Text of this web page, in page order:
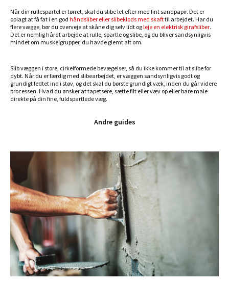
Når din rullespartel er tørret, skal du slibe let efter med fint sandpapir. Det er
oplagt at få fat i en god håndsliber eller slibeklods med skafttil arbejdet. Har du
flere vægge, bør du overveje at skåne dig selv lidt ogleje en elektrisk girafsliber.
Det er nemlig hårdt arbejde at rulle, spartle og slibe, og du bliver sandsynligvis
mindet om muskelgrupper, du havde glemt alt om.
Slib væggen i store, cirkelformede bevægelser, så du ikke kommer til at slibe for
dybt. Når du er færdig med slibearbejdet, er væggen sandsynligvis godt og
grundigt fedtet ind i støv, og det skal du børste grundigt væk, inden du går videre
processen. Hvad du ønsker at tapetsere, sætte filt eller væv op eller bare male
direkte på din fine, fuldspartlede væg.
Andre guides